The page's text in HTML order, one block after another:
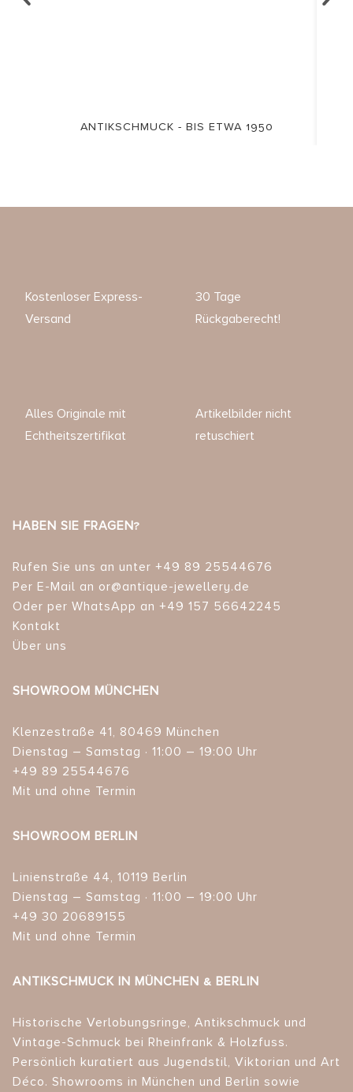
ANTIKSCHMUCK - BIS ETWA 1950
Kostenloser Express-
Versand
30 Tage
Rückgaberecht!
Alles Originale mit
Echtheitszertifikat
Artikelbilder nicht
retuschiert
HABEN SIE FRAGEN?
Rufen Sie uns an unter +49 89 25544676
Per E-Mail an or@antique-jewellery.de
Oder per WhatsApp an +49 157 56642245
Kontakt
Über uns
SHOWROOM MÜNCHEN
Klenzestraße 41, 80469 München
Dienstag – Samstag · 11:00 – 19:00 Uhr
+49 89 25544676
Mit und ohne Termin
SHOWROOM BERLIN
Linienstraße 44, 10119 Berlin
Dienstag – Samstag · 11:00 – 19:00 Uhr
+49 30 20689155
Mit und ohne Termin
ANTIKSCHMUCK IN MÜNCHEN & BERLIN
Historische Verlobungsringe, Antikschmuck und
Vintage-Schmuck bei Rheinfrank & Holzfuss.
Persönlich kuratiert aus Jugendstil, Viktorian und Art
Déco. Showrooms in München und Berlin sowie